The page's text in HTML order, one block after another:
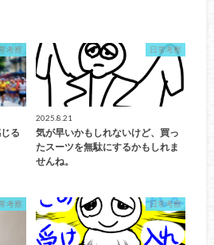
考察
る
日常考察
2025.8.21
気が早いかもしれないけど、買っ
たスーツを無駄にするかもしれま
せんね。
考察 日常考察